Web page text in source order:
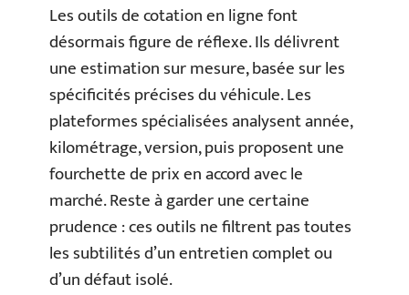
Les outils de cotation en ligne font
désormais figure de réflexe. Ils délivrent
une estimation sur mesure, basée sur les
spécificités précises du véhicule. Les
plateformes spécialisées analysent année,
kilométrage, version, puis proposent une
fourchette de prix en accord avec le
marché. Reste à garder une certaine
prudence : ces outils ne filtrent pas toutes
les subtilités d’un entretien complet ou
d’un défaut isolé.